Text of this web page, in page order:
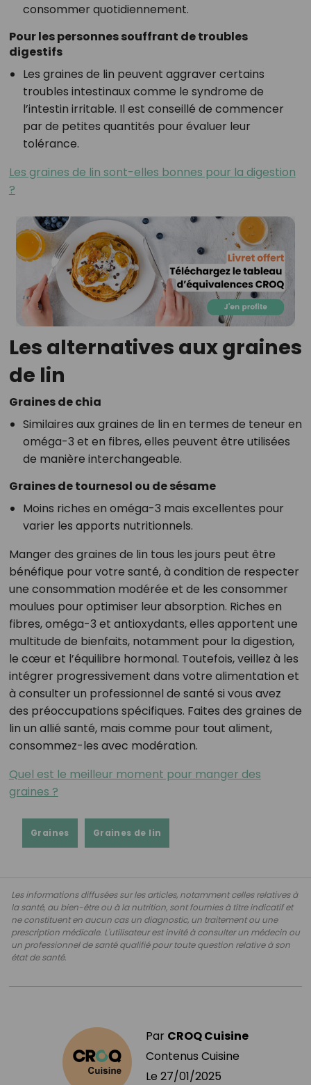
consommer quotidiennement.
Pour les personnes souffrant de troubles
digestifs
Les graines de lin peuvent aggraver certains
troubles intestinaux comme le syndrome de
l’intestin irritable. Il est conseillé de commencer
par de petites quantités pour évaluer leur
tolérance.
Les graines de lin sont-elles bonnes pour la digestion
?
Les alternatives aux graines
de lin
Graines de chia
Similaires aux graines de lin en termes de teneur en
oméga-3 et en fibres, elles peuvent être utilisées
de manière interchangeable.
Graines de tournesol ou de sésame
Moins riches en oméga-3 mais excellentes pour
varier les apports nutritionnels.
Manger des graines de lin tous les jours peut être
bénéfique pour votre santé, à condition de respecter
une consommation modérée et de les consommer
moulues pour optimiser leur absorption. Riches en
fibres, oméga-3 et antioxydants, elles apportent une
multitude de bienfaits, notamment pour la digestion,
le cœur et l’équilibre hormonal. Toutefois, veillez à les
intégrer progressivement dans votre alimentation et
à consulter un professionnel de santé si vous avez
des préoccupations spécifiques. Faites des graines de
lin un allié santé, mais comme pour tout aliment,
consommez-les avec modération.
Quel est le meilleur moment pour manger des
graines ?
Graines Graines de lin
Les informations diffusées sur les articles, notamment celles relatives à
la santé, au bien-être ou à la nutrition, sont fournies à titre indicatif et
ne constituent en aucun cas un diagnostic, un traitement ou une
prescription médicale. L'utilisateur est invité à consulter un médecin ou
un professionnel de santé qualifié pour toute question relative à son
état de santé.
Par CROQ Cuisine
Contenus Cuisine
Le 27/01/2025